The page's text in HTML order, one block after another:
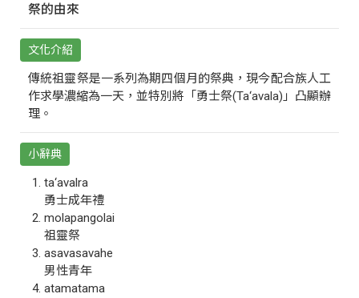
祭的由來
文化介紹
傳統祖靈祭是一系列為期四個月的祭典，現今配合族人工
作求學濃縮為一天，並特別將「勇士祭(Ta‘avala)」凸顯辦
理。
小辭典
ta‘avalra
勇士成年禮
molapangolai
祖靈祭
asavasavahe
男性青年
atamatama